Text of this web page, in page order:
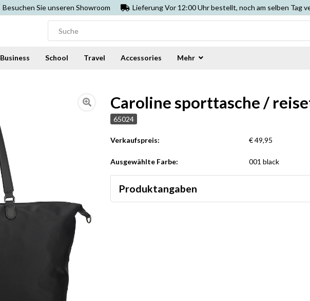
Besuchen Sie unseren Showroom Lieferung Vor 12:00 Uhr bestellt, noch am selben Tag
Business School Travel Accessories Mehr
Caroline sporttasche /
65024
Verkaufspreis: € 49,95
Ausgewählte Farbe: 001 black
Produktangaben